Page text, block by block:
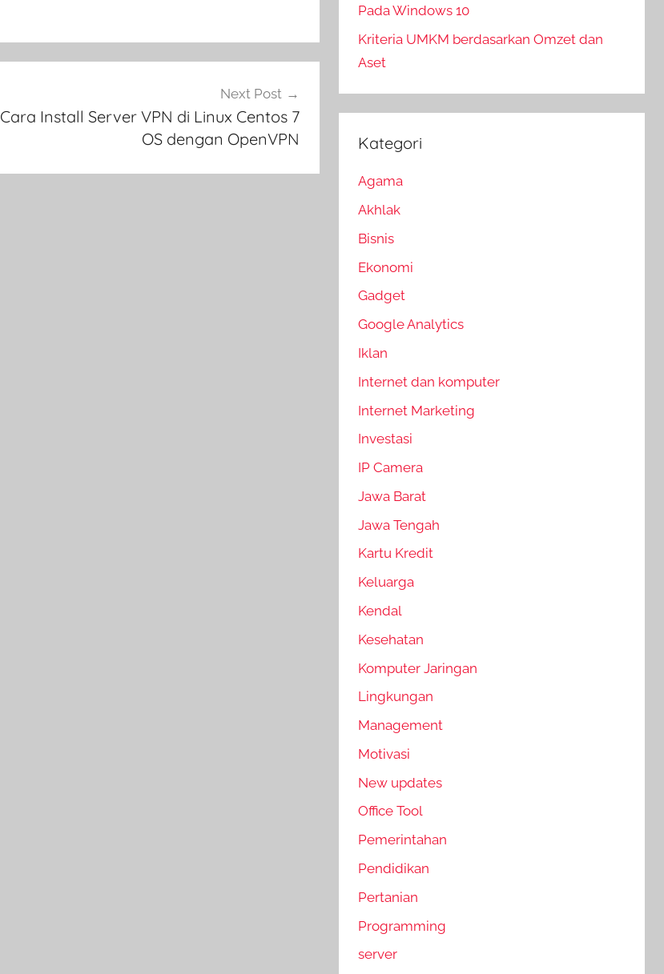
Next Post
Cara Install Server VPN di Linux Centos 7
OS dengan OpenVPN
Pada Windows 10
Kriteria UMKM berdasarkan Omzet dan
Aset
Kategori
Agama
Akhlak
Bisnis
Ekonomi
Gadget
Google Analytics
Iklan
Internet dan komputer
Internet Marketing
Investasi
IP Camera
Jawa Barat
Jawa Tengah
Kartu Kredit
Keluarga
Kendal
Kesehatan
Komputer Jaringan
Lingkungan
Management
Motivasi
New updates
Office Tool
Pemerintahan
Pendidikan
Pertanian
Programming
server